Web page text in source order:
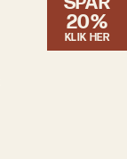
20%
KLIK HER